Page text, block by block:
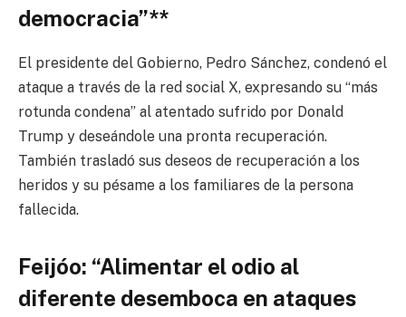
democracia”**
El presidente del Gobierno, Pedro Sánchez, condenó el
ataque a través de la red social X, expresando su “más
rotunda condena” al atentado sufrido por Donald
Trump y deseándole una pronta recuperación.
También trasladó sus deseos de recuperación a los
heridos y su pésame a los familiares de la persona
fallecida.
Feijóo: “Alimentar el odio al
diferente desemboca en ataques